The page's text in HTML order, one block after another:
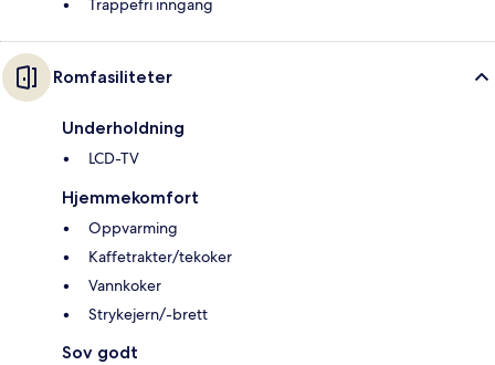
Trappefri inngang
Romfasiliteter
Underholdning
LCD-TV
Hjemmekomfort
Oppvarming
Kaffetrakter/tekoker
Vannkoker
Strykejern/-brett
Sov godt